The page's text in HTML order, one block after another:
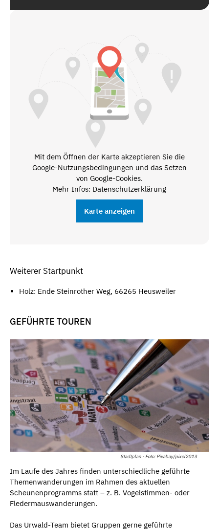
Mit dem Öffnen der Karte akzeptieren Sie die
Google-Nutzungsbedingungen und das Setzen
von Google-Cookies.
Mehr Infos: Datenschutzerklärung
Karte anzeigen
Weiterer Startpunkt
Holz: Ende Steinrother Weg, 66265 Heusweiler
GEFÜHRTE TOUREN
Stadtplan - Foto: Pixabay/pixel2013
Im Laufe des Jahres finden unterschiedliche geführte
Themenwanderungen im Rahmen des aktuellen
Scheunenprogramms statt – z. B. Vogelstimmen- oder
Fledermauswanderungen.
Das Urwald-Team bietet Gruppen gerne geführte